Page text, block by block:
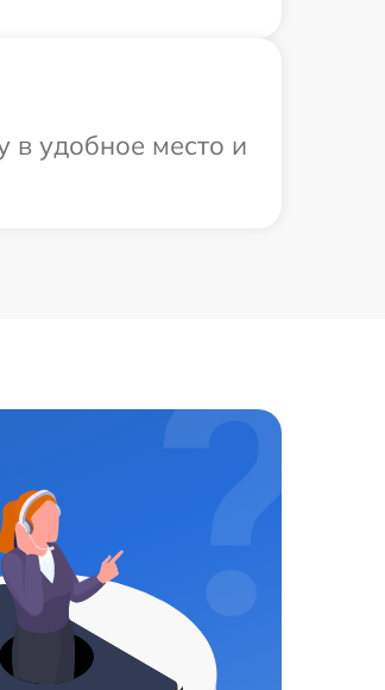
удобное место и